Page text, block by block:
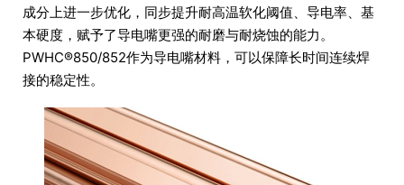
成分上进一步优化，同步提升耐高温软化阈值、导电率、基
本硬度，赋予了导电嘴更强的耐磨与耐烧蚀的能力。
PWHC®850/852作为导电嘴材料，可以保障长时间连续焊
接的稳定性。